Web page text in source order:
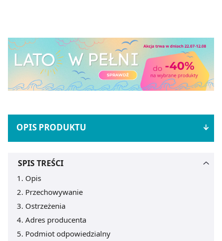
OPIS PRODUKTU
SPIS TREŚCI
Opis
Przechowywanie
Ostrzeżenia
Adres producenta
Podmiot odpowiedzialny